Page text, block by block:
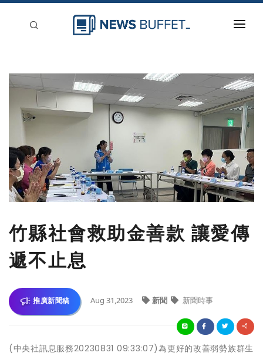
登入
竹縣社會救助金善款 讓愛傳
遞不止息
推廣新聞稿 Aug 31,2023 新聞 新聞時事
(中央社訊息服務20230831 09:33:07)為更好的改善弱勢族群生